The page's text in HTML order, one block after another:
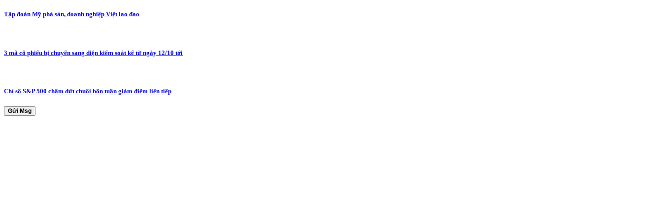
Tập đoàn Mỹ phá sản, doanh nghiệp Việt lao đao
3 mã cổ phiếu bị chuyển sang diện kiểm soát kể từ ngày 12/10 tới
Chỉ số S&P 500 chấm dứt chuối bốn tuần giảm điểm liên tiếp
Gửi Msg